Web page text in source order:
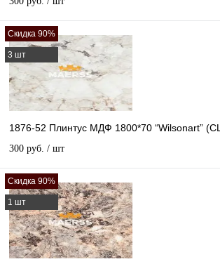
Скидка 90%
3 шт
1876-52 Плинтус МДФ 1800*70 “Wilsonart”
300 руб. / шт
Скидка 90%
1 шт